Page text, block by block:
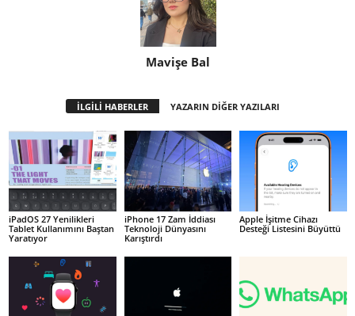
Mavişe Bal
İLGİLİ HABERLER YAZARIN DİĞER YAZILARI
iPadOS 27 Yenilikleri
Tablet Kullanımını Baştan
Yaratıyor
iPhone 17 Zam İddiası
Teknoloji Dünyasını
Karıştırdı
Apple İşitme Cihazı
Desteği Listesini Büyüttü